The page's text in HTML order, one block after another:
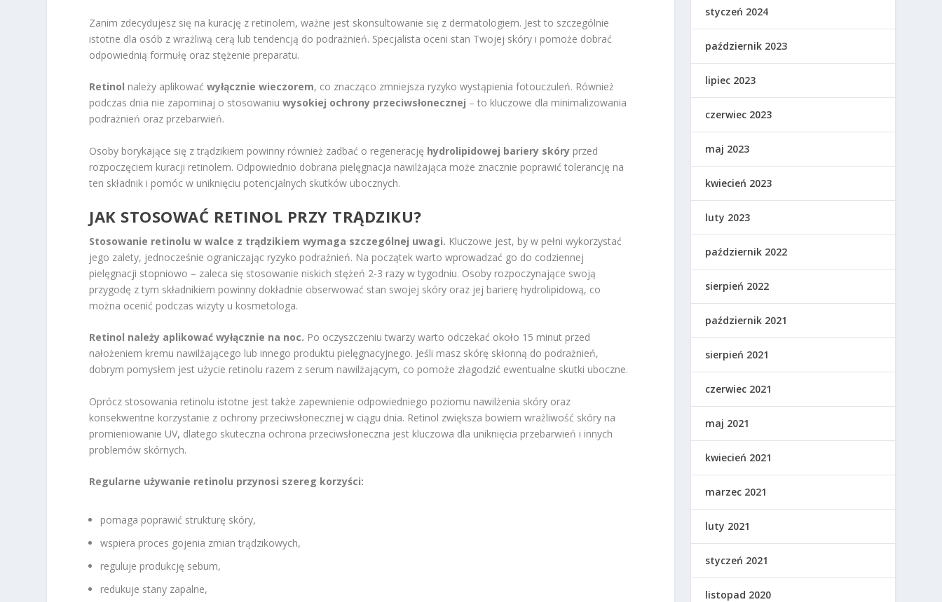
Zanim zdecydujesz się na kurację z retinolem, ważne jest skonsultowanie się z dermatologiem. Jest to szczególnie
istotne dla osób z wrażliwą cerą lub tendencją do podrażnień. Specjalista oceni stan Twojej skóry i pomoże dobrać
odpowiednią formułę oraz stężenie preparatu.
Retinol należy aplikowaćwyłącznie wieczorem, co znacząco zmniejsza ryzyko wystąpienia fotouczuleń. Również
podczas dnia nie zapominaj o stosowaniuwysokiej ochrony przeciwsłonecznej – to kluczowe dla minimalizowania
podrażnień oraz przebarwień.
Osoby borykające się z trądzikiem powinny również zadbać o regenerację hydrolipidowej bariery skóry przed
rozpoczęciem kuracji retinolem. Odpowiednio dobrana pielęgnacja nawilżająca może znacznie poprawić tolerancję na
ten składnik i pomóc w uniknięciu potencjalnych skutków ubocznych.
JAK STOSOWAĆ RETINOL PRZY TRĄDZIKU?
Stosowanie retinolu w walce z trądzikiem wymaga szczególnej uwagi. Kluczowe jest, by w pełni wykorzystać
jego zalety, jednocześnie ograniczając ryzyko podrażnień. Na początek warto wprowadzać go do codziennej
pielęgnacji stopniowo – zaleca się stosowanie niskich stężeń 2-3 razy w tygodniu. Osoby rozpoczynające swoją
przygodę z tym składnikiem powinny dokładnie obserwować stan swojej skóry oraz jej barierę hydrolipidową, co
można ocenić podczas wizyty u kosmetologa.
Retinol należy aplikować wyłącznie na noc. Po oczyszczeniu twarzy warto odczekać około 15 minut przed
nałożeniem kremu nawilżającego lub innego produktu pielęgnacyjnego. Jeśli masz skórę skłonną do podrażnień,
dobrym pomysłem jest użycie retinolu razem z serum nawilżającym, co pomoże złagodzić ewentualne skutki uboczne.
Oprócz stosowania retinolu istotne jest także zapewnienie odpowiedniego poziomu nawilżenia skóry oraz
konsekwentne korzystanie z ochrony przeciwsłonecznej w ciągu dnia. Retinol zwiększa bowiem wrażliwość skóry na
promieniowanie UV, dlatego skuteczna ochrona przeciwsłoneczna jest kluczowa dla uniknięcia przebarwień i innych
problemów skórnych.
Regularne używanie retinolu przynosi szereg korzyści:
pomaga poprawić strukturę skóry,
wspiera proces gojenia zmian trądzikowych,
reguluje produkcję sebum,
redukuje stany zapalne,
styczeń 2024
październik 2023
lipiec 2023
czerwiec 2023
maj 2023
kwiecień 2023
luty 2023
październik 2022
sierpień 2022
październik 2021
sierpień 2021
czerwiec 2021
maj 2021
kwiecień 2021
marzec 2021
luty 2021
styczeń 2021
listopad 2020